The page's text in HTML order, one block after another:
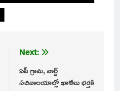
Next:
ఏపీ గ్రామ, వార్డ్
సచివాలయాల్లో ఖాళీలు భర్తకి